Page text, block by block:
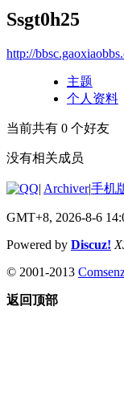
Ssgt0h25
http://
主题
个人资料
当前共有 0 个好友
没有相关成员
| Archiver|手机
GMT+8, 2026-8-6
Powered by Discuz!
© 2001-2013
返回顶部